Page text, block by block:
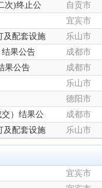
次)终止公
自贡市
宜宾市
及配套设施
乐山市
果公告
成都市
果公告
成都市
乐山市
德阳市
）结果公
成都市
及配套设施
乐山市
宜宾市